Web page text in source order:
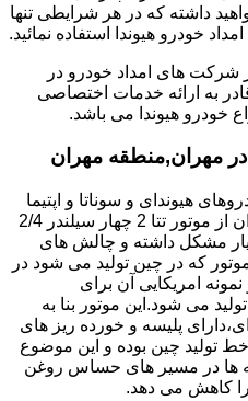
داشته که در هر شرایطی تنها
خودرو هیوندا استفاده نمائید.
شرکت های امداد خودرو در
به ارائه خدمات اختصاصی
خودرو هیوندا می باشد.
مهران,منطقه مهران
هیوندای و سوناتا و اپتیما
بحث می کنیم.این خودروها در ایران از موتور تتا 2 چهار سیلندر 2/4
مشکل داشته و چالش های
که در چین تولید می شود در
امریکایی آن برای
می شود.این موتور بنا به
پلیسه و خورده ریز های
تولید چین بوده و این موضوع
ها در مسیر های حساس روغن
کاهش می دهد.